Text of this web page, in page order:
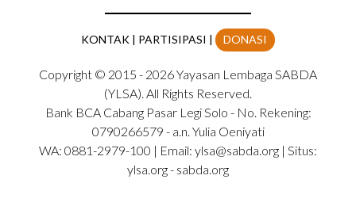
KONTAK | PARTISIPASI | DONASI
Copyright © 2015 - 2026Yayasan Lembaga SABDA
(YLSA). All Rights Reserved.
Bank BCA Cabang Pasar Legi Solo - No. Rekening:
0790266579 - a.n. Yulia Oeniyati
WA: 0881-2979-100 | Email: ylsa@sabda.org | Situs:
ylsa.org- sabda.org